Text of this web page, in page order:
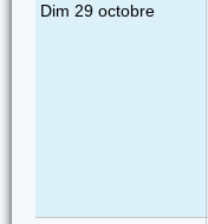
Dim 29 octobre